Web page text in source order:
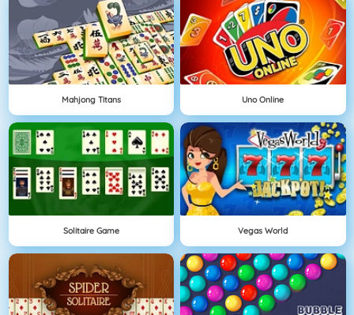
Mahjong Titans Uno Online
Solitaire Game Vegas World